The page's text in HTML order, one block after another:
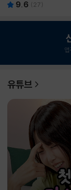
9.6 ( 27)
유튜브